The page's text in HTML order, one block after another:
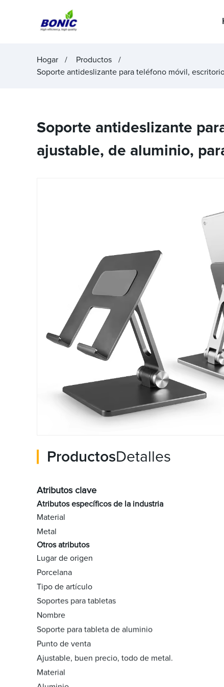
Hogar
Productos
Soporte antideslizante para teléfono móvil,
Soporte antideslizante
ajustable, de aluminio,
ProductosDetalles
Atributos clave
Atributos específicos de la industria
Material
Metal
Otros atributos
Lugar de origen
Porcelana
Tipo de artículo
Soportes para tabletas
Nombre
Soporte para tableta de aluminio
Punto de venta
Ajustable, buen precio, todo de metal.
Material